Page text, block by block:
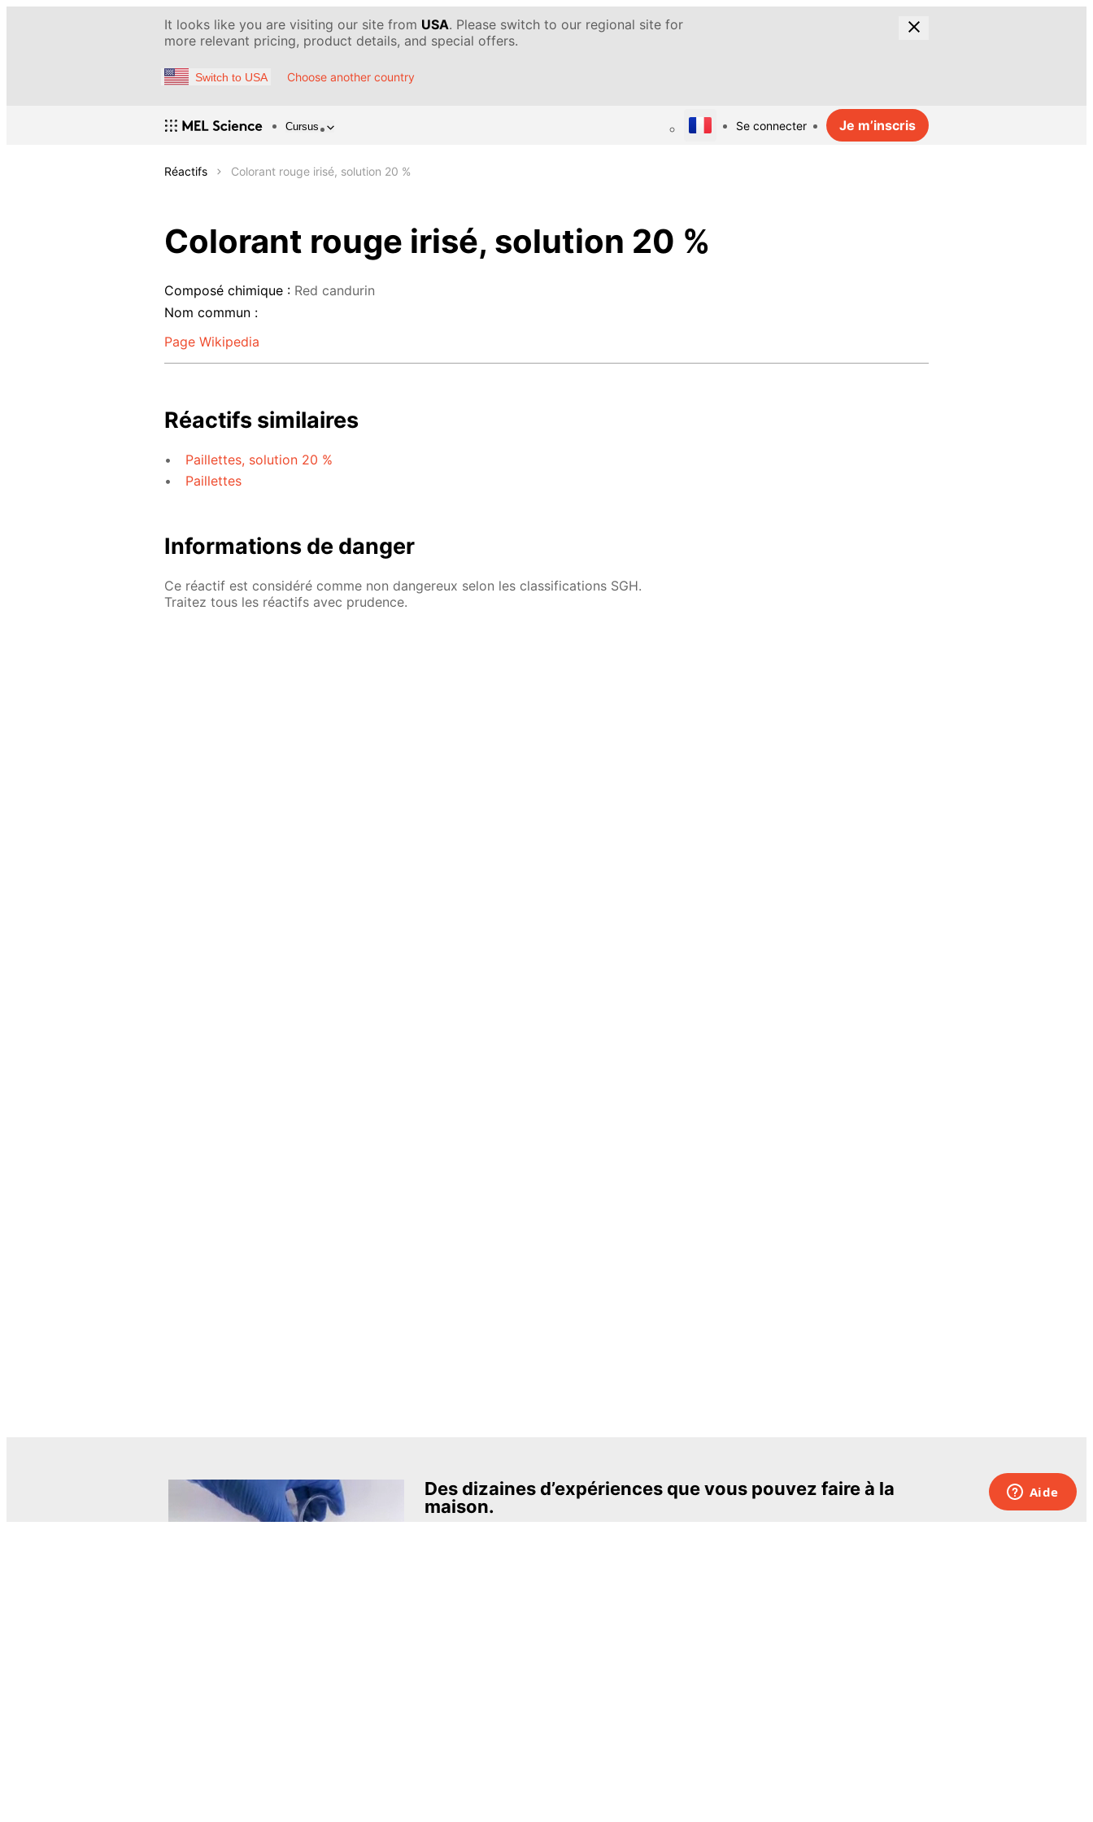
It looks like you are visiting our site from USA. Please switch to our regional site for
more relevant pricing, product details, and special offers.
Switch to USA Choose another country
Cursus Se connecter Je m’inscris
Réactifs Colorant rouge irisé, solution 20 %
Colorant rouge irisé, solution 20 %
Composé chimique : Red candurin
Nom commun :
Page Wikipedia
Réactifs similaires
Paillettes, solution 20 %
Paillettes
Informations de danger
Ce réactif est considéré comme non dangereux selon les classifications SGH.
Traitez tous les réactifs avec prudence.
Des dizaines d’expériences que vous pouvez faire à la
maison.